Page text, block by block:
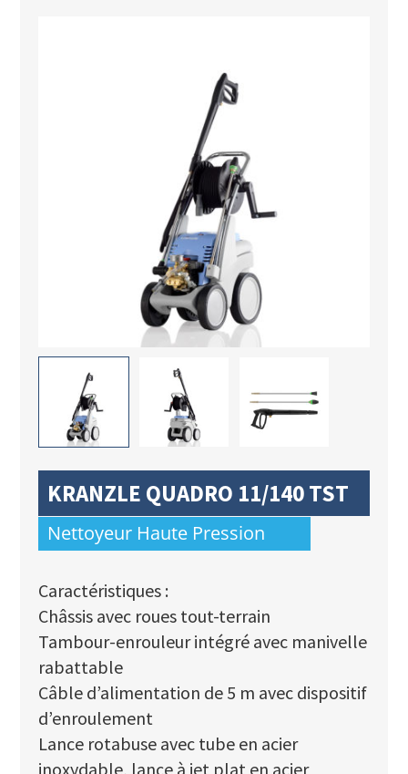
KRANZLE QUADRO 11/140 TST
Nettoyeur Haute Pression
Caractéristiques :
Châssis avec roues tout-terrain
Tambour-enrouleur intégré avec manivelle
rabattable
Câble d’alimentation de 5 m avec dispositif
d’enroulement
Lance rotabuse avec tube en acier
inoxydable, lance à jet plat en acier